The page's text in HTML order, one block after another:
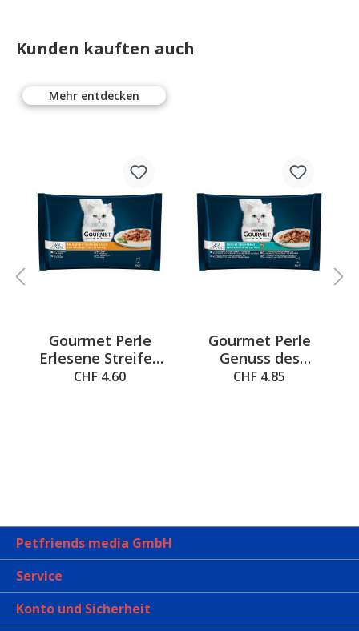
Kunden kauften auch
Mehr entdecken
out of 5 starsGourmet Perle
Erlesene Streifen
4x85g
CHF 4.60
Gourmet Perle
Genuss des
Meeres 4x85g
CHF 4.85
Petfriends media GmbH
Service
Konto und Sicherheit